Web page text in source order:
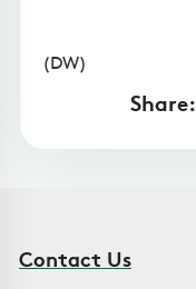
(DW)
Share:
Contact Us